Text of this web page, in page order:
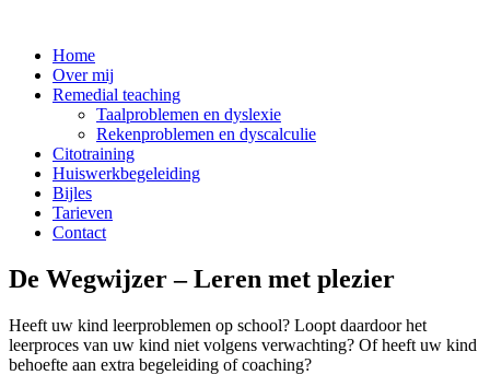
Home
Over mij
Remedial teaching
Taalproblemen en dyslexie
Rekenproblemen en dyscalculie
Citotraining
Huiswerkbegeleiding
Bijles
Tarieven
Contact
De Wegwijzer – Leren met plezier
Heeft uw kind leerproblemen op school? Loopt daardoor het
leerproces van uw kind niet volgens verwachting? Of heeft uw kind
behoefte aan extra begeleiding of coaching?